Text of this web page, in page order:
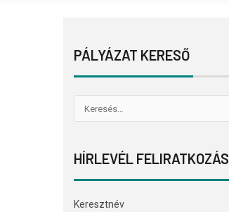
PÁLYÁZAT KERESŐ
HÍRLEVÉL FELIRATKOZÁS
Keresztnév